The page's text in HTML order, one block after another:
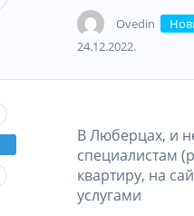
Ovedin
24.12.2022.
В Люберцах, и
специалистам
квартиру, на
услугами